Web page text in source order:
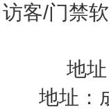
访客/门禁
地
地址：